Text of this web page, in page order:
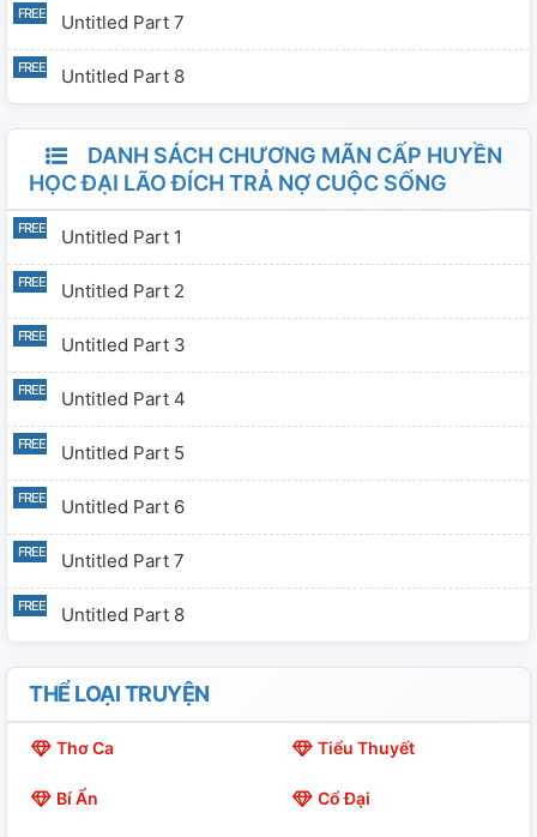
Untitled Part 7
Untitled Part 8
DANH SÁCH CHƯƠNG MÃN CẤP HUYỀN
HỌC ĐẠI LÃO ĐÍCH TRẢ NỢ CUỘC SỐNG
Untitled Part 1
Untitled Part 2
Untitled Part 3
Untitled Part 4
Untitled Part 5
Untitled Part 6
Untitled Part 7
Untitled Part 8
THỂ LOẠI TRUYỆN
Thơ Ca Tiểu Thuyết
Bí Ẩn Cổ Đại